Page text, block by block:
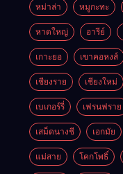
หม่าล่า หมูกะทะ
หาดใหญ่ อารีย์
เกาะยอ เขาคอหงส์
เชียงราย เชียงใหม่
เบเกอร์รี่ เฟรนฟราย
เสม็ดนางชี เอกมัย
แม่สาย โคกโพธิ์